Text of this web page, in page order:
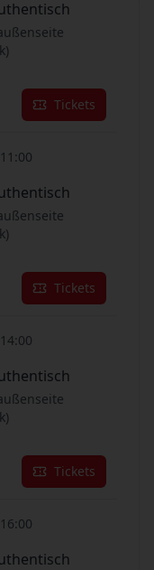
Tickets
Tickets
Tickets